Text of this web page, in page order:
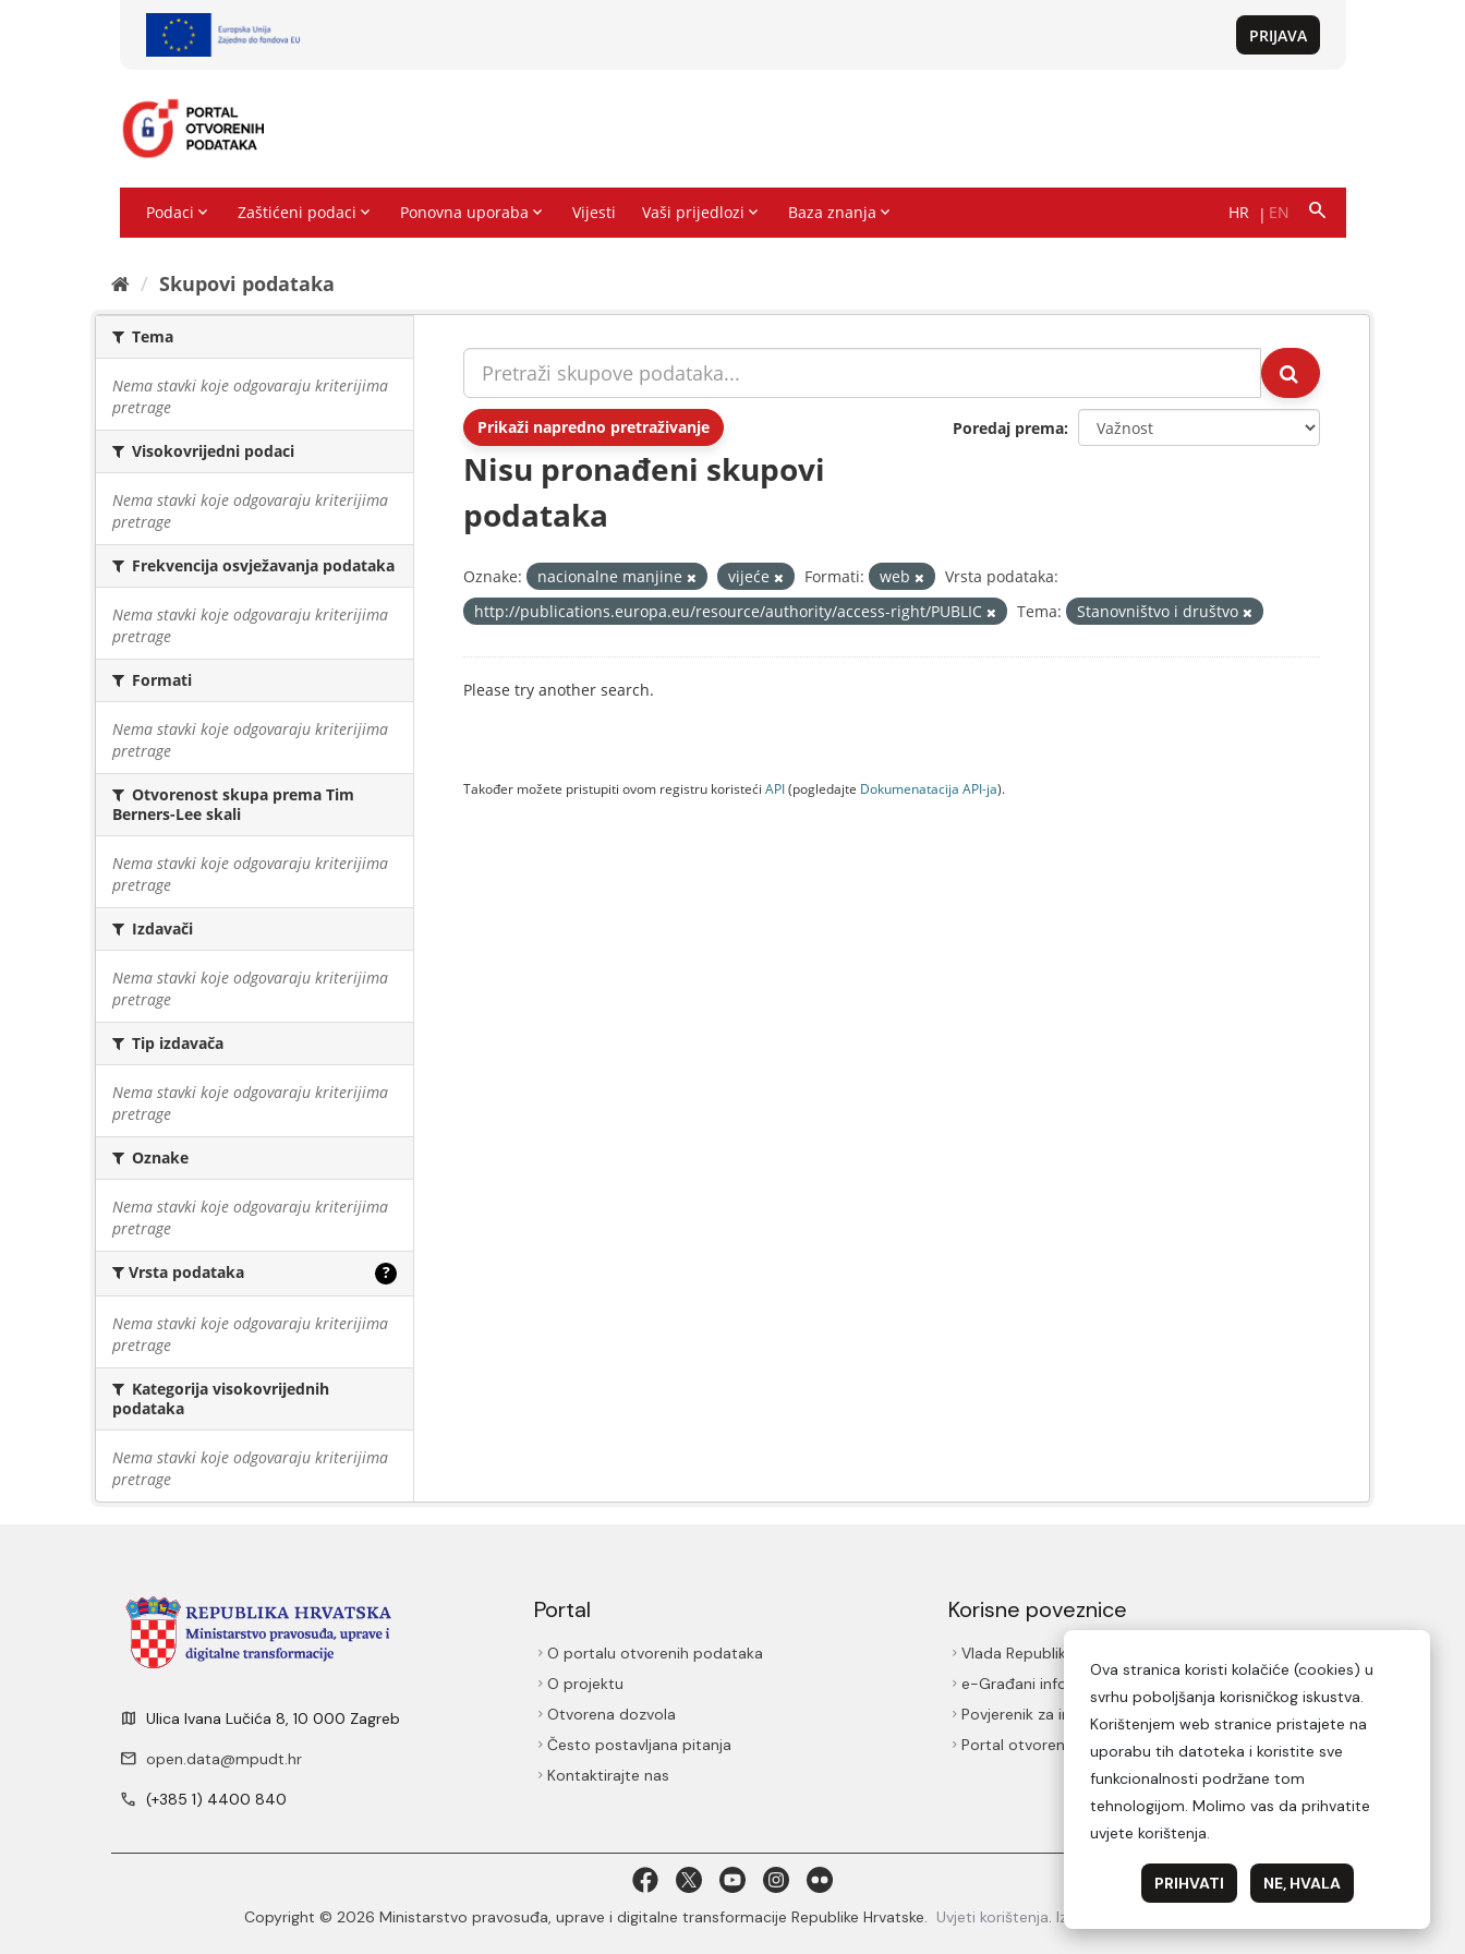
Skupovi podаtаkа
Tema
Nema stavki koje odgovaraju kriterijima
pretrage
Visokovrijedni podaci
Nema stavki koje odgovaraju kriterijima
pretrage
Frekvencija osvježavanja podataka
Nema stavki koje odgovaraju kriterijima
pretrage
Formati
Nema stavki koje odgovaraju kriterijima
pretrage
Otvorenost skupa prema Tim
Berners-Lee skali
Nema stavki koje odgovaraju kriterijima
pretrage
Izdavači
Nema stavki koje odgovaraju kriterijima
pretrage
Tip izdavača
Nema stavki koje odgovaraju kriterijima
pretrage
Oznake
Nema stavki koje odgovaraju kriterijima
pretrage
Vrsta podataka ?
Nema stavki koje odgovaraju kriterijima
pretrage
Kategorija visokovrijednih
podataka
Nema stavki koje odgovaraju kriterijima
pretrage
Prikaži napredno pretraživanje Poredaj prema
Nisu pronađeni skupovi
podataka
Oznake: nacionalne manjine vijeće Formati: web
Vrsta podataka:
http://publications.europa.eu/resource/authority/access-right/PUBLIC
Tema: Stanovništvo i društvo
Please try another search.
Također možete pristupiti ovom registru koristeći API(pogledajte Dokumenаtаcijа API-jа).